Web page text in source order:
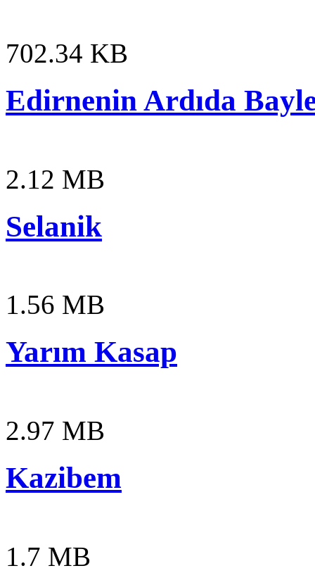
702.34 KB
Edirnenin Ardıda
2.12 MB
Selanik
1.56 MB
Yarım Kasap
2.97 MB
Kazibem
1.7 MB